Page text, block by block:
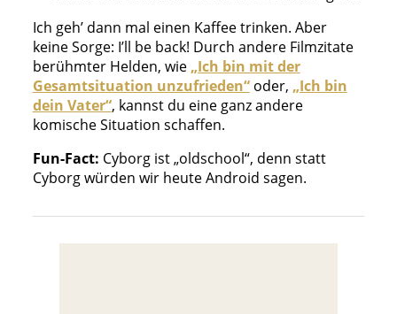
Ich geh’ dann mal einen Kaffee trinken. Aber
keine Sorge: I’ll be back! Durch andere Filmzitate
berühmter Helden, wie „Ich bin mit der
Gesamtsituation unzufrieden“oder, „Ich bin
dein Vater“, kannst du eine ganz andere
komische Situation schaffen.
Fun-Fact: Cyborg ist „oldschool“, denn statt
Cyborg würden wir heute Android sagen.